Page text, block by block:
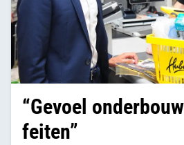
“Gevoel
feiten”